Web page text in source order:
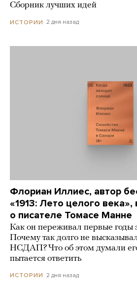
Сборник лучших идей
ИСТОРИИ 2 дня назад
Флориан Иллиес, автор
«1913: Лето целого века»,
о писателе Томасе Манне
Как он переживал первые годы
Почему так долго не
НСДАП? Что об этом думали
пытается ответить
ИСТОРИИ 2 дня назад